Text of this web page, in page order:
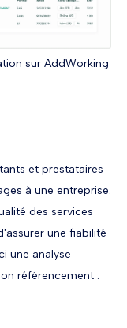
sur AddWorking
et prestataires
à une entreprise.
des services
une fiabilité
une analyse
référencement :